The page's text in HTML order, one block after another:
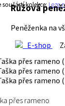
součástí kolekce: Leze
Růžová
Peněženka na
E-shop
přes rameno